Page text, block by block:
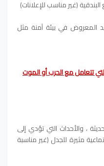
(غير مناسب للإعلانات)
المعروض في بيئة آمنة مثل
تتعامل مع الحرب أو الموت
، والأحداث التي تؤدي إلى
مثيرة للجدل (غير مناسبة